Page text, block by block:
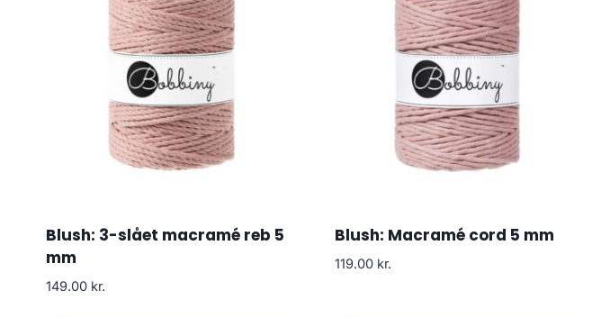
Blush: 3-slået macramé reb 5
mm
149.00 kr.
Blush: Macramé cord 5 mm
119.00 kr.